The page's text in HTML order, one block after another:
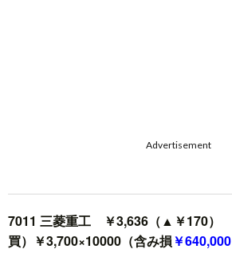
Advertisement
7011 三菱重工 ￥3,636（▲￥170）
買）￥3,700×10000（含み損￥640,000